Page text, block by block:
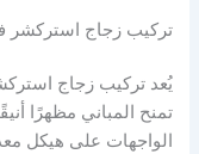
تركيب زجاج استركشر
يُعد تركيب زجاج
تمنح المباني مظهرًا
الواجهات على هيكل